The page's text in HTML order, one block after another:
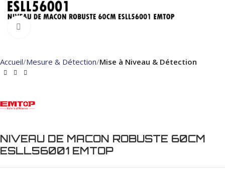
Accueil Mesure & Détection Mise à Niveau & Détection
NIVEAU DE MACON ROBUSTE 60CM
ESLL56001 EMTOP